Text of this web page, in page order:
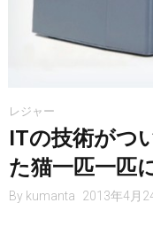
レジャー
ITの技術がつ
た猫一匹一匹
By kumanta 2013年4月